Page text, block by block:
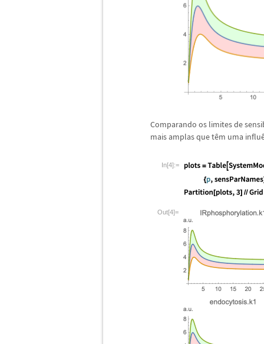
Comparando os limites de
mais amplas que têm uma influ
In[4]:=
Out[4]=